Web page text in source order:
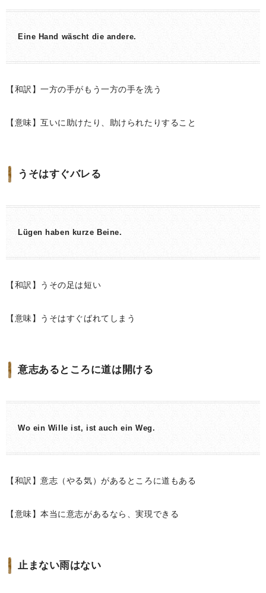
Eine Hand wäscht die andere.
【和訳】一方の手がもう一方の手を洗う
【意味】互いに助けたり、助けられたりすること
うそはすぐバレる
Lügen haben kurze Beine.
【和訳】うその足は短い
【意味】うそはすぐばれてしまう
意志あるところに道は開ける
Wo ein Wille ist, ist auch ein Weg.
【和訳】意志（やる気）があるところに道もある
【意味】本当に意志があるなら、実現できる
止まない雨はない